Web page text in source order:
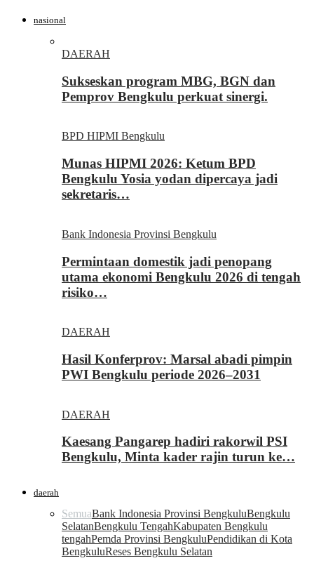
nasional
DAERAH
Sukseskan program MBG, BGN dan
Pemprov Bengkulu perkuat sinergi.
BPD HIPMI Bengkulu
Munas HIPMI 2026: Ketum BPD
Bengkulu Yosia yodan dipercaya jadi
sekretaris…
Bank Indonesia Provinsi Bengkulu
Permintaan domestik jadi penopang
utama ekonomi Bengkulu 2026 di tengah
risiko…
DAERAH
Hasil Konferprov: Marsal abadi pimpin
PWI Bengkulu periode 2026–2031
DAERAH
Kaesang Pangarep hadiri rakorwil PSI
Bengkulu, Minta kader rajin turun ke…
daerah
SemuaBank Indonesia Provinsi BengkuluBengkulu
SelatanBengkulu TengahKabupaten Bengkulu
tengahPemda Provinsi BengkuluPendidikan di Kota
BengkuluReses Bengkulu Selatan